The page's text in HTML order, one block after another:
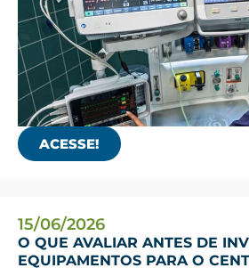
ACESSE!
15/06/2026
O QUE AVALIAR ANTES DE
EQUIPAMENTOS PARA O